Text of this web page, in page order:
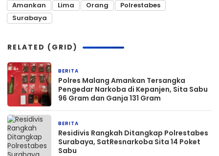
Amankan Lima Orang
Polrestabes
Surabaya
RELATED (GRID)
BERITA
Polres Malang Amankan Tersangka
Pengedar Narkoba di Kepanjen, Sita Sabu
96 Gram dan Ganja 131 Gram
BERITA
Residivis Rangkah Ditangkap Polrestabes
Surabaya, SatResnarkoba Sita 14 Poket
Sabu